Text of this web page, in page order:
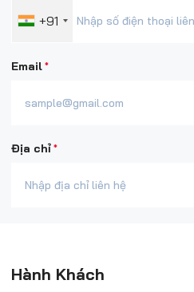
Email*
+91
Địa chỉ*
Hành Khách